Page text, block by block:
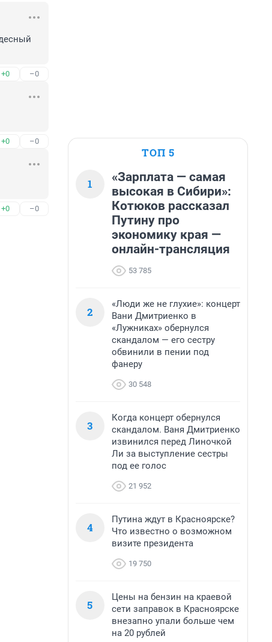
+0 –0
+0 –0
+0 –0
ТОП 5
1
«Зарплата — самая
высокая в Сибири»:
Котюков рассказал
Путину про
экономику края —
онлайн-трансляция
53 785
2
«Люди же не глухие»: концерт
Вани Дмитриенко в
«Лужниках» обернулся
скандалом — его сестру
обвинили в пении под
фанеру
30 548
3
Когда концерт обернулся
скандалом. Ваня Дмитриенко
извинился перед Линочкой
Ли за выступление сестры
под ее голос
21 952
4
Путина ждут в Красноярске?
Что известно о возможном
визите президента
19 750
5
Цены на бензин на краевой
сети заправок в Красноярске
внезапно упали больше чем
на 20 рублей